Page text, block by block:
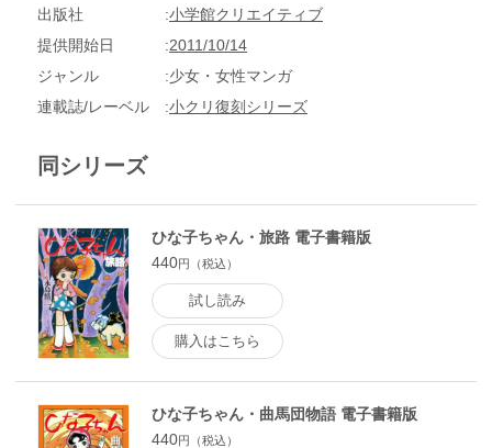
出版社
小学館クリエイティブ
提供開始日
2011/10/14
ジャンル
少女・女性マンガ
連載誌/レーベル
小クリ復刻シリーズ
同シリーズ
ひな子ちゃん・旅路 電子書籍版
440円（税込）
試し読み
購入はこちら
ひな子ちゃん・曲馬団物語 電子書籍版
440円（税込）